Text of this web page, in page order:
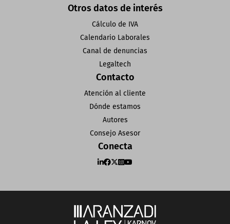
Otros datos de interés
Cálculo de IVA
Calendario Laborales
Canal de denuncias
Legaltech
Contacto
Atención al cliente
Dónde estamos
Autores
Consejo Asesor
Conecta